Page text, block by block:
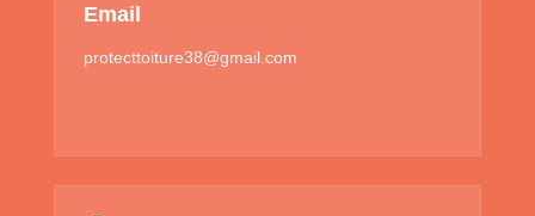
Email
protecttoiture38@gmail.com